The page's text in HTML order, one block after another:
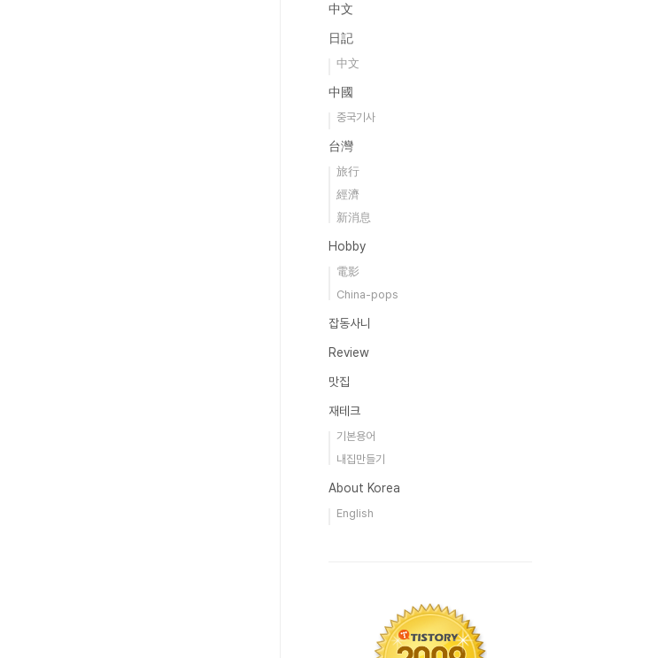
中文
日記
中文
中國
중국기사
台灣
旅行
經濟
新消息
Hobby
電影
China-pops
잡동사니
Review
맛집
재테크
기본용어
내집만들기
About Korea
English